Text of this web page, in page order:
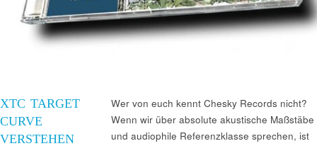
XTC TARGET
CURVE
VERSTEHEN
Wer von euch kennt Chesky Records nicht?
Wenn wir über absolute akustische Maßstäbe
und audiophile Referenzklasse sprechen, ist